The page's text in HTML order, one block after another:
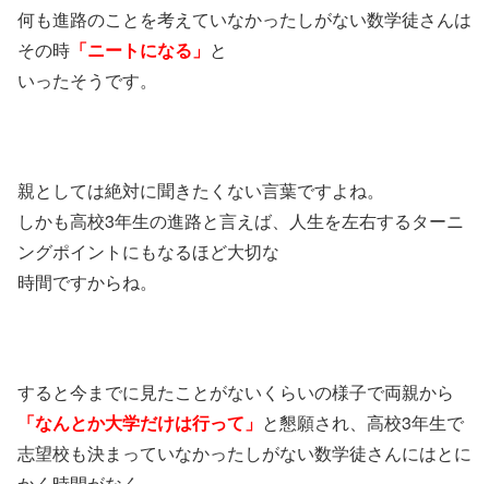
何も進路のことを考えていなかったしがない数学徒さんは
その時 「ニートになる」 と
いったそうです。
親としては絶対に聞きたくない言葉ですよね。
しかも高校3年生の進路と言えば、人生を左右するターニ
ングポイントにもなるほど大切な
時間ですからね。
すると今までに見たことがないくらいの様子で両親から
「なんとか大学だけは行って」 と懇願され、高校3年生で
志望校も決まっていなかったしがない数学徒さんにはとに